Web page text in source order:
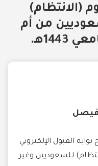
(الانتظام)
من أم
فيصل
القبول الإلكتروني
للسعوديين وغير